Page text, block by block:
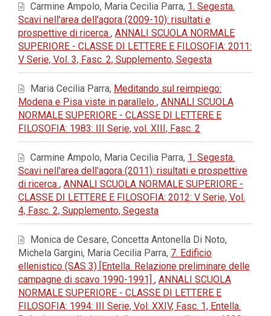
Carmine Ampolo, Maria Cecilia Parra, 1. Segesta.
Scavi nell'area dell'agora (2009-10): risultati e
prospettive di ricerca , ANNALI SCUOLA NORMALE
SUPERIORE - CLASSE DI LETTERE E FILOSOFIA: 2011:
V Serie, Vol. 3, Fasc. 2, Supplemento, Segesta
Maria Cecilia Parra, Meditando sul reimpiego:
Modena e Pisa viste in parallelo , ANNALI SCUOLA
NORMALE SUPERIORE - CLASSE DI LETTERE E
FILOSOFIA: 1983: III Serie, vol. XIII, Fasc. 2
Carmine Ampolo, Maria Cecilia Parra, 1. Segesta.
Scavi nell'area dell'agora (2011): risultati e prospettive
di ricerca , ANNALI SCUOLA NORMALE SUPERIORE -
CLASSE DI LETTERE E FILOSOFIA: 2012: V Serie, Vol.
4, Fasc. 2, Supplemento, Segesta
Monica de Cesare, Concetta Antonella Di Noto,
Michela Gargini, Maria Cecilia Parra, 7. Edificio
ellenistico (SAS 3) [Entella. Relazione preliminare delle
campagne di scavo 1990-1991] , ANNALI SCUOLA
NORMALE SUPERIORE - CLASSE DI LETTERE E
FILOSOFIA: 1994: III Serie, Vol. XXIV, Fasc. 1, Entella.